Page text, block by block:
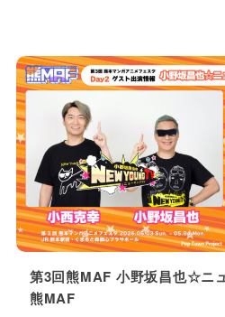
第3回熊MAF 小野坂昌也☆ニ
熊MAF